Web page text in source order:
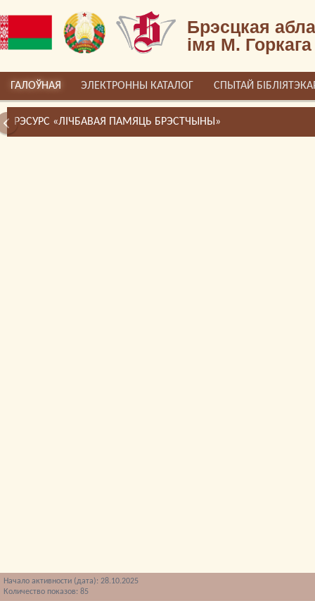
Брэсцкая
імя М. Горкага
ГАЛОЎНАЯ ЭЛЕКТРОННЫ КАТАЛОГ СПЫТАЙ
РЭСУРС «ЛІЧБАВАЯ ПАМЯЦЬ БРЭСТЧЫНЫ»
Начало активности (дата): 28.10.2025
Количество показов: 85